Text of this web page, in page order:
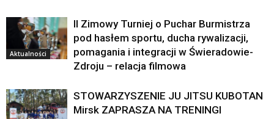
Aktualności
II Zimowy Turniej o Puchar Burmistrza
pod hasłem sportu, ducha rywalizacji,
pomagania i integracji w Świeradowie-
Zdroju – relacja filmowa
STOWARZYSZENIE JU JITSU KUBOTAN
Mirsk ZAPRASZA NA TRENINGI